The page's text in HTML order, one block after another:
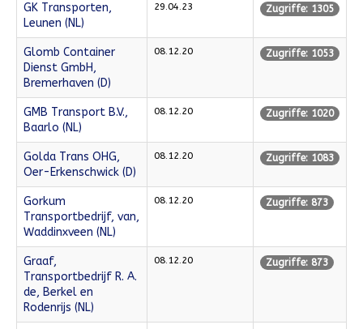
GK Transporten,
Leunen (NL)
29.04.23 Zugriffe: 1305
Glomb Container
Dienst GmbH,
Bremerhaven (D)
08.12.20 Zugriffe: 1053
GMB Transport B.V.,
Baarlo (NL)
08.12.20 Zugriffe: 1020
Golda Trans OHG,
Oer-Erkenschwick (D)
08.12.20 Zugriffe: 1083
Gorkum
Transportbedrijf, van,
Waddinxveen (NL)
08.12.20 Zugriffe: 873
Graaf,
Transportbedrijf R. A.
de, Berkel en
Rodenrijs (NL)
08.12.20 Zugriffe: 873